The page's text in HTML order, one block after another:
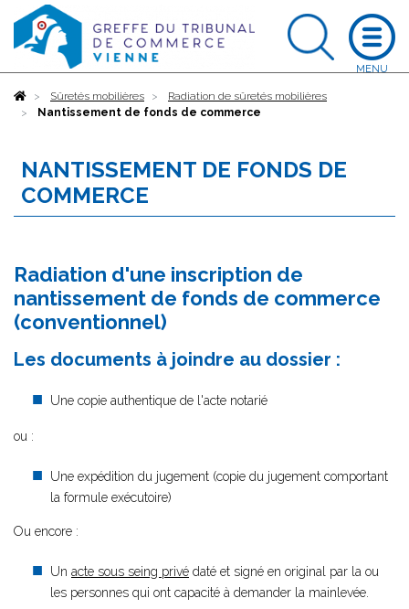
AccueilSûretés mobilières
Radiation de sûretés mobilières
Nantissement de fonds de commerce
NANTISSEMENT DE FONDS DE
COMMERCE
Radiation d'une inscription de
nantissement de fonds de commerce
(conventionnel)
Les documents à joindre au dossier :
Une copie authentique de l'acte notarié
ou :
Une expédition du jugement (copie du jugement comportant
la formule exécutoire)
Ou encore :
Un acte sous seing privé daté et signé en original par la ou
les personnes qui ont capacité à demander la mainlevée.